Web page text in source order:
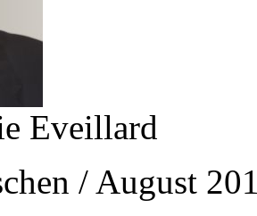
Eveillard
/ August